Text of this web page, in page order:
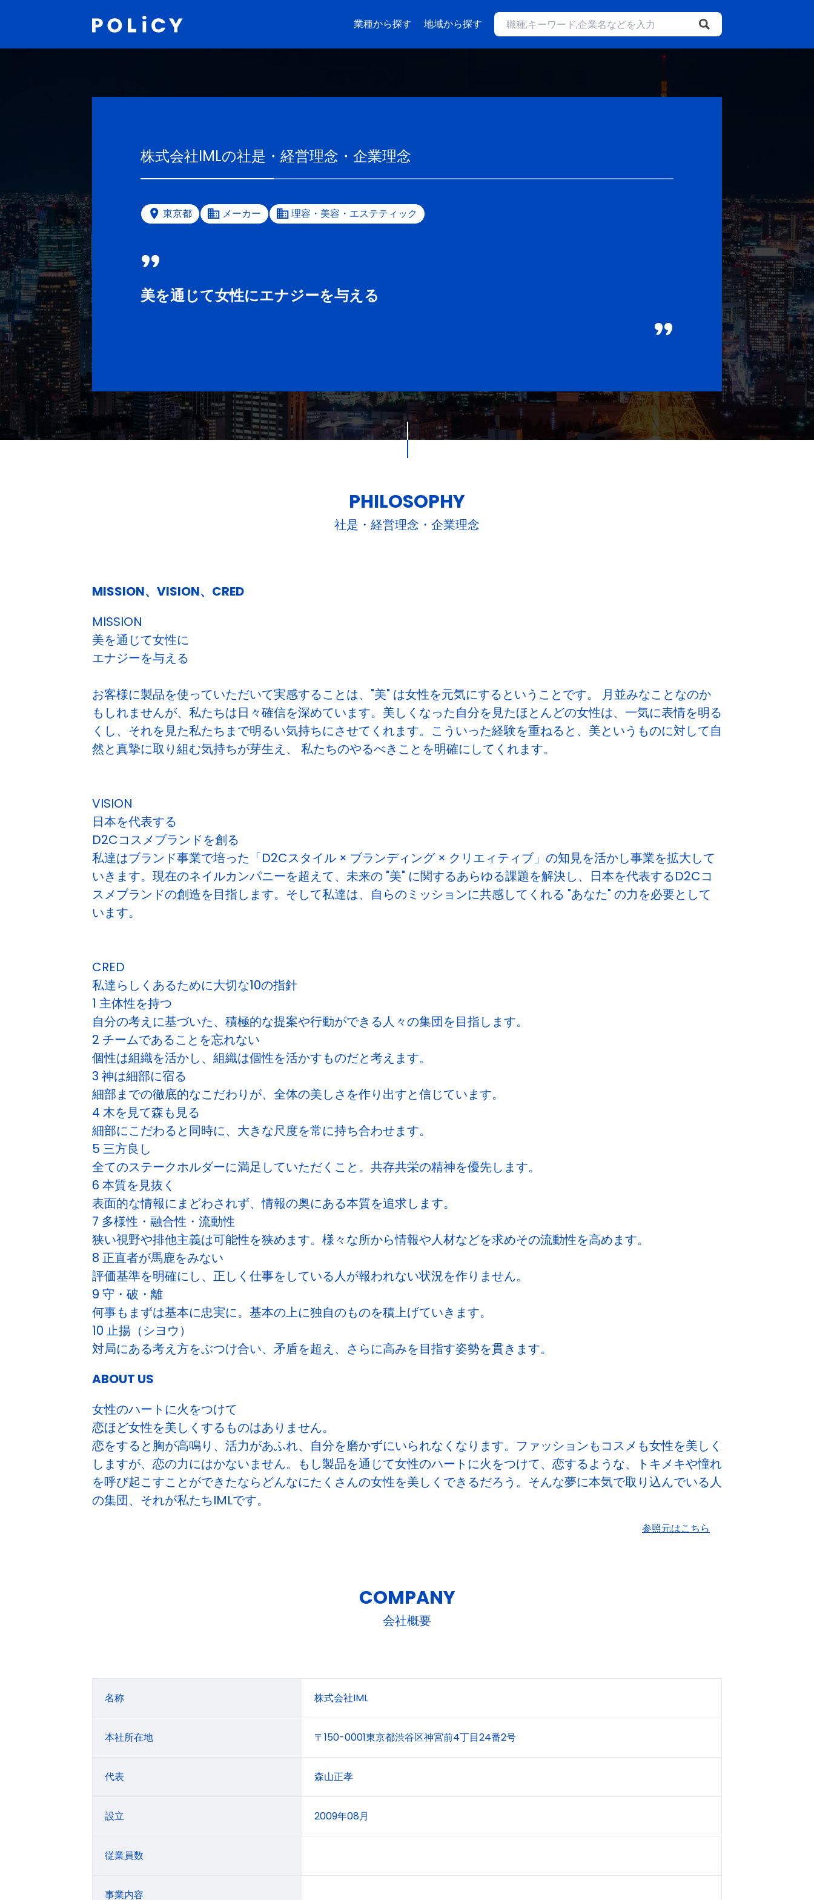
業種から探す 地域から探す
株式会社IMLの社是・経営理念・企業理念
東京都 メーカー 理容・美容・エステティック
美を通じて女性にエナジーを与える
PHILOSOPHY
社是・経営理念・企業理念
MISSION、VISION、CRED
MISSION
美を通じて女性に
エナジーを与える
お客様に製品を使っていただいて実感することは、"美" は女性を元気にするということです。 月並みなことなのか
もしれませんが、私たちは日々確信を深めています。美しくなった自分を見たほとんどの女性は、一気に表情を明る
くし、それを見た私たちまで明るい気持ちにさせてくれます。こういった経験を重ねると、美というものに対して自
然と真摯に取り組む気持ちが芽生え、 私たちのやるべきことを明確にしてくれます。
VISION
日本を代表する
D2Cコスメブランドを創る
私達はブランド事業で培った「D2Cスタイル × ブランディング × クリエィティブ」の知見を活かし事業を拡大して
いきます。現在のネイルカンパニーを超えて、未来の "美" に関するあらゆる課題を解決し、日本を代表するD2Cコ
スメブランドの創造を目指します。そして私達は、自らのミッションに共感してくれる "あなた" の力を必要として
います。
CRED
私達らしくあるために大切な10の指針
1 主体性を持つ
自分の考えに基づいた、積極的な提案や行動ができる人々の集団を目指します。
2 チームであることを忘れない
個性は組織を活かし、組織は個性を活かすものだと考えます。
3 神は細部に宿る
細部までの徹底的なこだわりが、全体の美しさを作り出すと信じています。
4 木を見て森も見る
細部にこだわると同時に、大きな尺度を常に持ち合わせます。
5 三方良し
全てのステークホルダーに満足していただくこと。共存共栄の精神を優先します。
6 本質を見抜く
表面的な情報にまどわされず、情報の奥にある本質を追求します。
7 多様性・融合性・流動性
狭い視野や排他主義は可能性を狭めます。様々な所から情報や人材などを求めその流動性を高めます。
8 正直者が馬鹿をみない
評価基準を明確にし、正しく仕事をしている人が報われない状況を作りません。
9 守・破・離
何事もまずは基本に忠実に。基本の上に独自のものを積上げていきます。
10 止揚（シヨウ）
対局にある考え方をぶつけ合い、矛盾を超え、さらに高みを目指す姿勢を貫きます。
ABOUT US
女性のハートに火をつけて
恋ほど女性を美しくするものはありません。
恋をすると胸が高鳴り、活力があふれ、自分を磨かずにいられなくなります。ファッションもコスメも女性を美しく
しますが、恋の力にはかないません。もし製品を通じて女性のハートに火をつけて、恋するような、トキメキや憧れ
を呼び起こすことができたならどんなにたくさんの女性を美しくできるだろう。そんな夢に本気で取り込んでいる人
の集団、それが私たちIMLです。
参照元はこちら
COMPANY
会社概要
名称 株式会社IML
本社所在地 〒150-0001東京都渋谷区神宮前4丁目24番2号
代表 森山正孝
設立 2009年08月
従業員数
事業内容